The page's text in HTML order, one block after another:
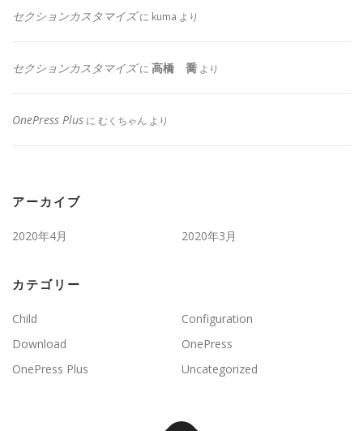
セクションカスタマイズに kuma より
セクションカスタマイズに 高橋 喬 より
OnePress Plus に むくちゃん より
アーカイブ
2020年4月 2020年3月
カテゴリー
Child
Configuration
Download
OnePress
OnePress Plus
Uncategorized